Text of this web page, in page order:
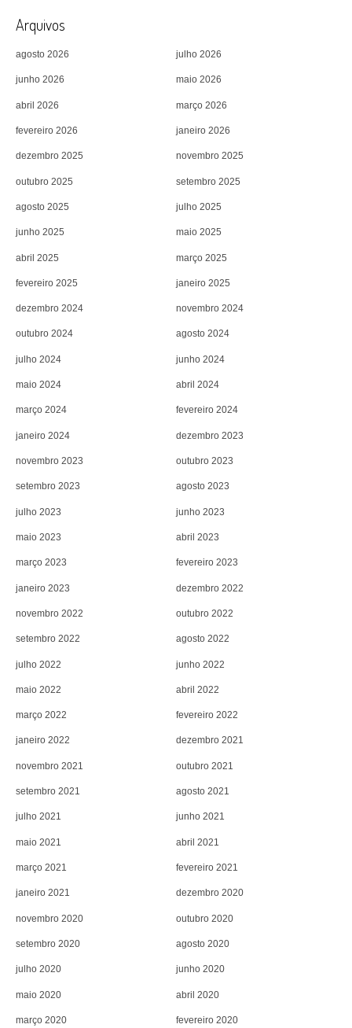
Arquivos
agosto 2026 julho 2026
junho 2026 maio 2026
abril 2026 março 2026
fevereiro 2026 janeiro 2026
dezembro 2025 novembro 2025
outubro 2025 setembro 2025
agosto 2025 julho 2025
junho 2025 maio 2025
abril 2025 março 2025
fevereiro 2025 janeiro 2025
dezembro 2024 novembro 2024
outubro 2024 agosto 2024
julho 2024 junho 2024
maio 2024 abril 2024
março 2024 fevereiro 2024
janeiro 2024 dezembro 2023
novembro 2023 outubro 2023
setembro 2023 agosto 2023
julho 2023 junho 2023
maio 2023 abril 2023
março 2023 fevereiro 2023
janeiro 2023 dezembro 2022
novembro 2022 outubro 2022
setembro 2022 agosto 2022
julho 2022 junho 2022
maio 2022 abril 2022
março 2022 fevereiro 2022
janeiro 2022 dezembro 2021
novembro 2021 outubro 2021
setembro 2021 agosto 2021
julho 2021 junho 2021
maio 2021 abril 2021
março 2021 fevereiro 2021
janeiro 2021 dezembro 2020
novembro 2020 outubro 2020
setembro 2020 agosto 2020
julho 2020 junho 2020
maio 2020 abril 2020
março 2020 fevereiro 2020